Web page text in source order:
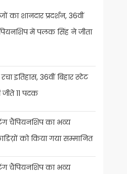
का शानदार प्रदर्शन, 36वीं
में पलक सिंह ने जीता
इतिहास, 36वीं बिहार स्टेट
11 पदक
चैंपियनशिप का भव्य
को किया गया सम्मानित
चैंपियनशिप का भव्य